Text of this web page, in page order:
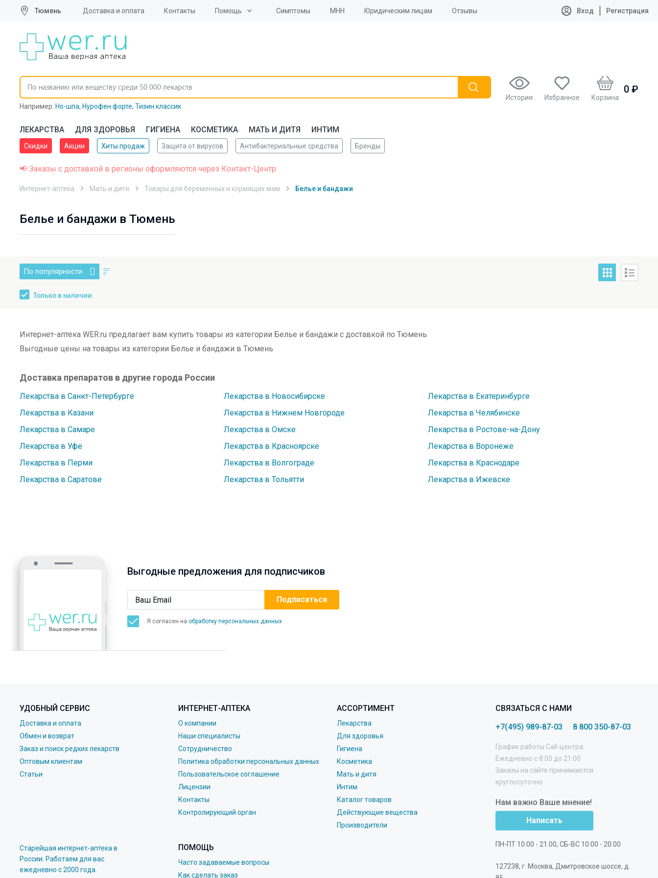
Тюмень Доставка и оплата Контакты Помощь Симптомы МНН Юридическим лицам Отзывы Вход Регистрация
История Избранное Корзина
0 ₽
Например: Но-шпа, Нурофен форте, Тизин классик
ЛЕКАРСТВА ДЛЯ ЗДОРОВЬЯ ГИГИЕНА КОСМЕТИКА МАТЬ И ДИТЯ ИНТИМ
Скидки Акции Хиты продаж Защита от вирусов Антибактериальные средства Бренды
📢 Заказы с доставкой в регионы оформляются через Контакт-Центр
Интернет-аптека Мать и дитя Товары для беременных и кормящих мам Белье и бандажи
Белье и бандажи в Тюмень
По популярности
Только в наличии
Интернет-аптека WER.ru предлагает вам купить товары из категории Белье и бандажи с доставкой по Тюмень
Выгодные цены на товары из категории Белье и бандажи в Тюмень
Доставка препаратов в другие города России
Лекарства в Санкт-Петербурге Лекарства в Новосибирске
Лекарства в Екатеринбурге
Лекарства в Казани
Лекарства в Нижнем Новгороде
Лекарства в Челябинске
Лекарства в Самаре
Лекарства в Омске
Лекарства в Ростове-на-Дону
Лекарства в Уфе
Лекарства в Красноярске
Лекарства в Воронеже
Лекарства в Перми
Лекарства в Волгограде
Лекарства в Краснодаре
Лекарства в Саратове
Лекарства в Тольятти Лекарства в Ижевске
Выгодные предложения для подписчиков
Я согласен на обработку персональных данных
СВЯЗАТЬСЯ С НАМИ
+7(495) 989-87-03
8 800 350-87-03
График работы Call-центра:
Ежедневно с 8:00 до 21:00
Заказы на сайте принимаются
круглосуточно
Нам важно Ваше мнение!
Написать
ПН-ПТ 10:00 - 21:00, СБ-ВС 10:00 - 20:00
127238, г. Москва, Дмитровское шоссе, д.
УДОБНЫЙ СЕРВИС
Доставка и оплата
Обмен и возврат
Заказ и поиск редких лекарств
Оптовым клиентам
Статьи
ИНТЕРНЕТ-АПТЕКА
О компании
Наши специалисты
Сотрудничество
Политика обработки персональных данных
Пользовательское соглашение
Лицензии
Контакты
Контролирующий орган
АССОРТИМЕНТ
Лекарства
Для здоровья
Гигиена
Косметика
Мать и дитя
Интим
Каталог товаров
Действующие вещества
Производители
Старейшая интернет-аптека в
России. Работаем для вас
eжедневно с 2000 года.
ПОМОЩЬ
Часто задаваемые вопросы
Как сделать заказ